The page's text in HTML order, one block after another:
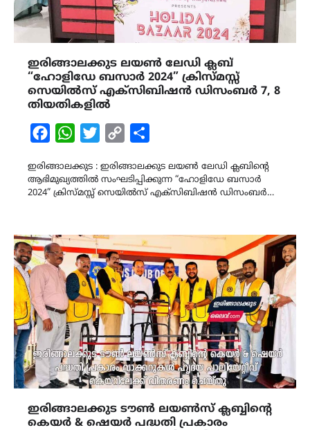
ഇരിങ്ങാലക്കുട ലയൺ ലേഡി ക്ലബ്
“ഹോളിഡേ ബസാർ 2024” ക്രിസ്മസ്സ്
സെയിൽസ് എക്സിബിഷൻ ഡിസംബർ 7, 8
തിയതികളിൽ
FacebookWhatsAppTwitterCopy
ഇരിങ്ങാലക്കുട : ഇരിങ്ങാലക്കുട ലയൺ ലേഡി ക്ലബിന്റെ
ആഭിമുഖ്യത്തിൽ സംഘടിപ്പിക്കുന്ന “ഹോളിഡേ ബസാർ
2024” ക്രിസ്മസ്സ് സെയിൽസ് എക്സിബിഷൻ ഡിസംബർ…
ഇരിങ്ങാലക്കുട ടൗൺ ലയൺസ് ക്ലബ്ബിന്റെ
കെയർ & ഷെയർ പദ്ധതി പ്രകാരം